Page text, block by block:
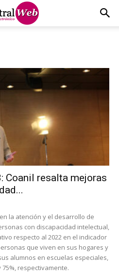
Coanil resalta mejoras
la atención y el desarrollo de
con discapacidad intelectual,
respecto al 2022 en el indicador
que viven en sus hogares y
alumnos en escuelas especiales,
respectivamente.